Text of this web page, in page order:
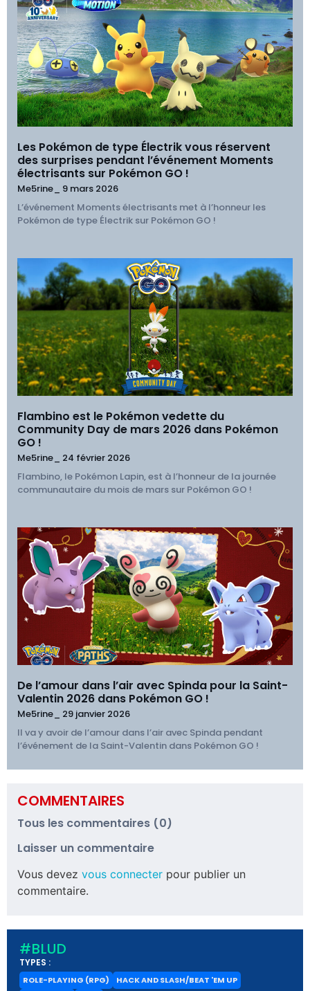
Les Pokémon de type Électrik vous réservent
des surprises pendant l’événement Moments
électrisants sur Pokémon GO !
Me5rine_ 9 mars 2026
L’événement Moments électrisants met à l’honneur les
Pokémon de type Électrik sur Pokémon GO !
Flambino est le Pokémon vedette du
Community Day de mars 2026 dans Pokémon
GO !
Me5rine_ 24 février 2026
Flambino, le Pokémon Lapin, est à l’honneur de la journée
communautaire du mois de mars sur Pokémon GO !
De l’amour dans l’air avec Spinda pour la Saint-
Valentin 2026 dans Pokémon GO !
Me5rine_ 29 janvier 2026
Il va y avoir de l’amour dans l’air avec Spinda pendant
l’événement de la Saint-Valentin dans Pokémon GO !
COMMENTAIRES
Tous les commentaires (0)
Laisser un commentaire
Vous devez vous connecter pour publier un
commentaire.
#BLUD
TYPES :
ROLE-PLAYING (RPG)
HACK AND SLASH/BEAT 'EM UP